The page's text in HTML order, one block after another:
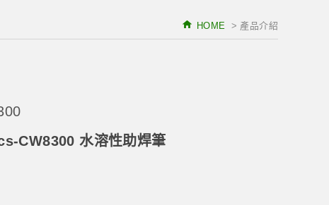
HOME > 產品介紹
CW8300 水溶性助焊筆